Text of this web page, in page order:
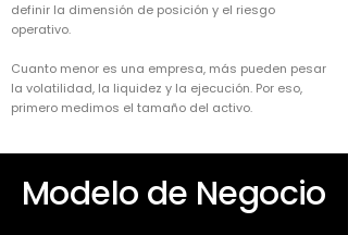
definir la dimensión de posición y el riesgo
operativo.
Cuanto menor es una empresa, más pueden pesar
la volatilidad, la liquidez y la ejecución. Por eso,
primero medimos el tamaño del activo.
Modelo de Negocio